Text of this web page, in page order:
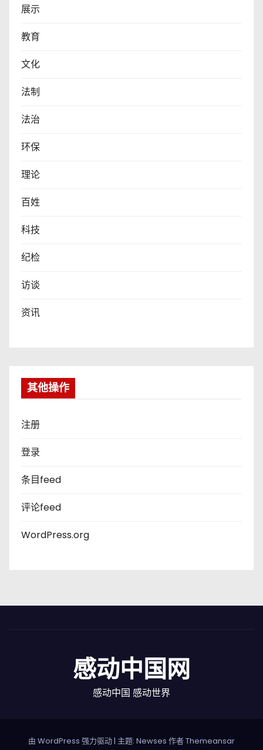
展示
教育
文化
法制
法治
环保
理论
百姓
科技
纪检
访谈
资讯
其他操作
注册
登录
条目feed
评论feed
WordPress.org
感动中国网
感动中国 感动世界
由 WordPress 强力驱动| 主题: Newses 作者Themeansar